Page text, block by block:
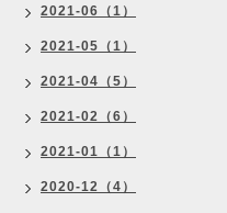
2021-06（1）
2021-05（1）
2021-04（5）
2021-02（6）
2021-01（1）
2020-12（4）